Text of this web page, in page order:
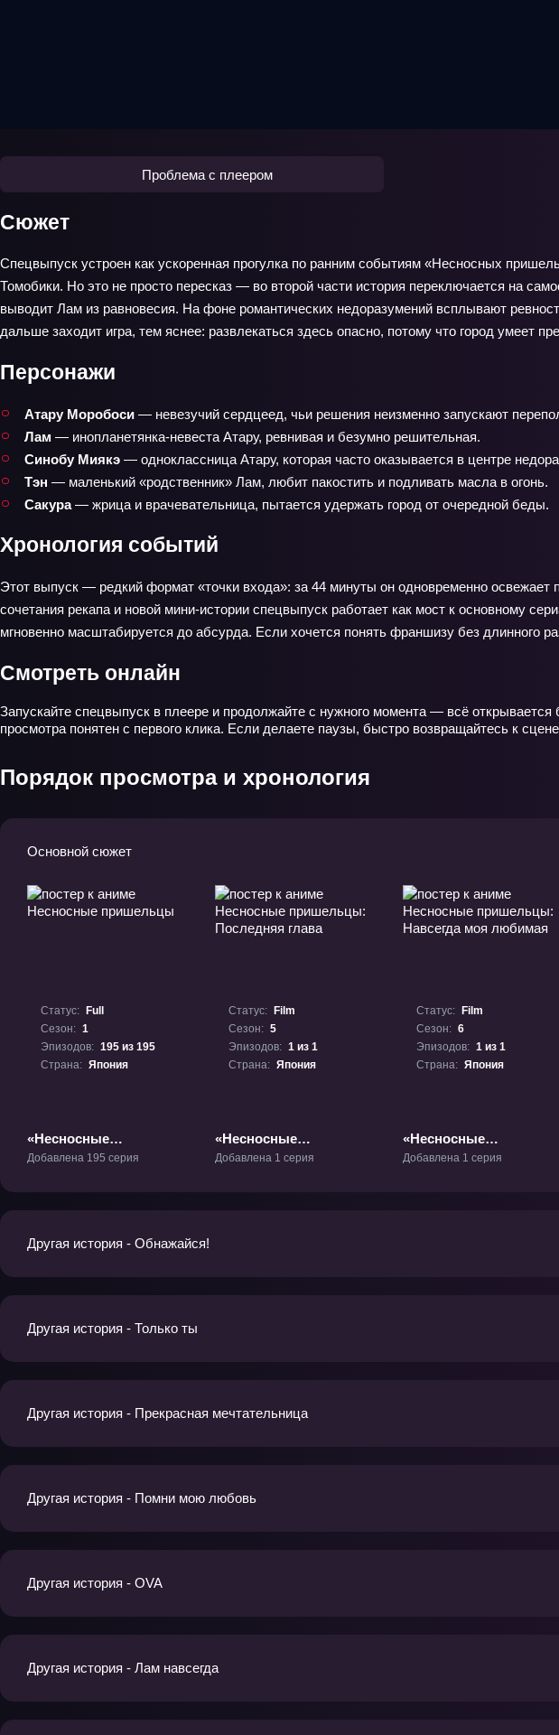
Проблема с плеером
Сюжет
Спецвыпуск устроен как ускоренная прогулка по ранним событиям «Несносных
Томобики. Но это не просто пересказ — во второй части история переключается на
выводит Лам из равновесия. На фоне романтических недоразумений всплывают
дальше заходит игра, тем яснее: развлекаться здесь опасно, потому что город умеет
Персонажи
Атару Моробоси — невезучий сердцеед, чьи решения неизменно запускают
Лам — инопланетянка-невеста Атару, ревнивая и безумно решительная.
Синобу Миякэ — одноклассница Атару, которая часто оказывается в центре
Тэн — маленький «родственник» Лам, любит пакостить и подливать масла в огонь.
Сакура— жрица и врачевательница, пытается удержать город от очередной беды.
Хронология событий
Этот выпуск — редкий формат «точки входа»: за 44 минуты он одновременно
сочетания рекапа и новой мини-истории спецвыпуск работает как мост к основному
мгновенно масштабируется до абсурда. Если хочется понять франшизу без длинного
Смотреть онлайн
Запускайте спецвыпуск в плеере и продолжайте с нужного момента — всё
просмотра понятен с первого клика. Если делаете паузы, быстро возвращайтесь к
Порядок просмотра и хронология
Основной сюжет
Статус:
Full
Сезон: 1
Эпизодов: 195 из 195
Страна: Япония
«Несносные
пришельцы» ТВ-1
Добавлена 195 серия
Статус:
Film
Сезон: 5
Эпизодов: 1 из 1
Страна: Япония
«Несносные
пришельцы:
Добавлена 1 серия
Статус:
Film
Сезон: 6
Эпизодов: 1 из 1
Страна: Япония
«Несносные
пришельцы: Навсегда
Добавлена 1 серия
Другая история - Обнажайся!
Другая история - Только ты
Другая история - Прекрасная мечтательница
Другая история - Помни мою любовь
Другая история - OVA
Другая история - Лам навсегда